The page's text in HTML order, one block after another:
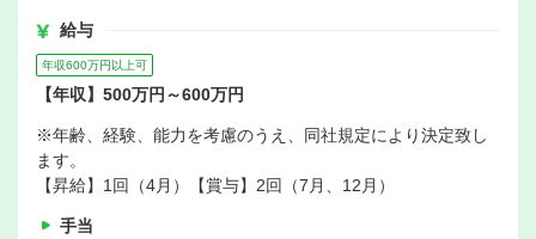
給与
年収600万円以上可
【年収】500万円～600万円
※年齢、経験、能力を考慮のうえ、同社規定により決定致し
ます。
【昇給】1回（4月）【賞与】2回（7月、12月）
手当